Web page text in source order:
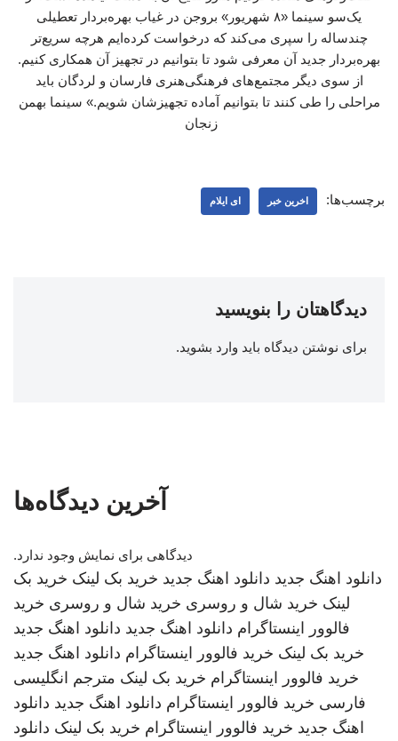
یک‌سو سینما «۸ شهریور» بروجن در غیاب بهره‌بردار تعطیلی
چندساله را سپری می‌کند که درخواست کرده‌ایم هرچه سریع‌تر
بهره‌بردار جدید آن معرفی شود تا بتوانیم در تجهیز آن همکاری کنیم.
از سوی دیگر مجتمع‌های فرهنگی‌هنری فارسان و لردگان باید
مراحلی را طی کنند تا بتوانیم آماده تجهیزشان شویم.» سینما بهمن
زنجان
برچسب‌ها: اخرین خبر ای ایلام
دیدگاهتان را بنویسید
برای نوشتن دیدگاه باید وارد بشوید.
آخرین دیدگاه‌ها
دیدگاهی برای نمایش وجود ندارد.
دانلود اهنگ جدید دانلود اهنگ جدید خرید بک لینک خرید بک
لینک خرید شال و روسری خرید شال و روسری خرید
فالوور اینستاگرام دانلود اهنگ جدید دانلود اهنگ جدید
خرید بک لینک خرید فالوور اینستاگرام دانلود اهنگ جدید
خرید فالوور اینستاگرام خرید بک لینک مترجم انگلیسی
فارسی خرید فالوور اینستاگرام دانلود اهنگ جدید دانلود
اهنگ جدید خرید فالوور اینستاگرام خرید بک لینک دانلود